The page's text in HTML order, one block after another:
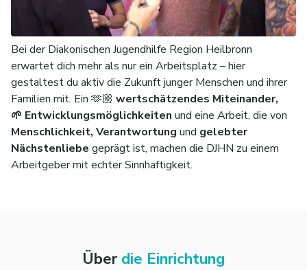
Bei der Diakonischen Jugendhilfe Region Heilbronn
erwartet dich mehr als nur ein Arbeitsplatz – hier
gestaltest du aktiv die Zukunft junger Menschen und ihrer
Familien mit. Ein 🫶🏼 wertschätzendes Miteinander,
🌱 Entwicklungsmöglichkeiten und eine Arbeit, die von
Menschlichkeit, Verantwortung und gelebter
Nächstenliebe geprägt ist, machen die DJHN zu einem
Arbeitgeber mit echter Sinnhaftigkeit.
Über die Einrichtung